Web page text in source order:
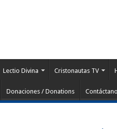
Lectio Divina Cristonautas TV
Donaciones / Donations